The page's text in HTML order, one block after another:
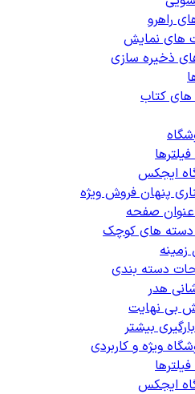
راهرو
های نمایش
ذخیره سازی
کتاب
ایجکس
پنهانفروش ویژه
صفحه
های کوچک
دسته بندی
هدر
بی نهایت
بیشتر
ویژه و کاربردی
ایجکس